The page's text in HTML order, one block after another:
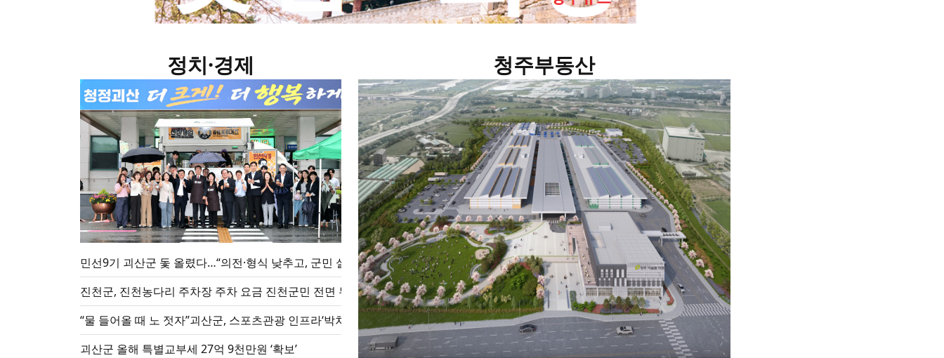
정치·경제
민선9기 괴산군 돛 올렸다…“의전·형식 낮추고, 군민 실리 높인다”
진천군, 진천농다리 주차장 주차 요금 진천군민 전면 무료 운영
“물 들어올 때 노 젓자”괴산군, 스포츠관광 인프라‘박차’
괴산군 올해 특별교부세 27억 9천만원 ‘확보’
청주부동산